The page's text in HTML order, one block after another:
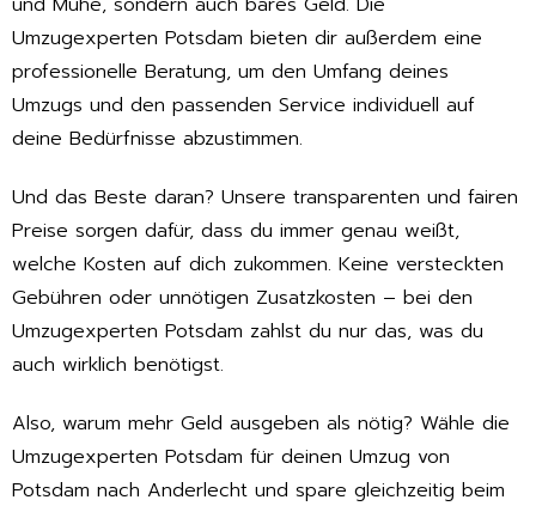
Umzugexperten Potsdam bieten dir außerdem eine
professionelle Beratung, um den Umfang deines
Umzugs und den passenden Service individuell auf
deine Bedürfnisse abzustimmen.
Und das Beste daran? Unsere transparenten und fairen
Preise sorgen dafür, dass du immer genau weißt,
welche Kosten auf dich zukommen. Keine versteckten
Gebühren oder unnötigen Zusatzkosten – bei den
Umzugexperten Potsdam zahlst du nur das, was du
auch wirklich benötigst.
Also, warum mehr Geld ausgeben als nötig? Wähle die
Umzugexperten Potsdam für deinen Umzug von
Potsdam nach Anderlecht und spare gleichzeitig beim